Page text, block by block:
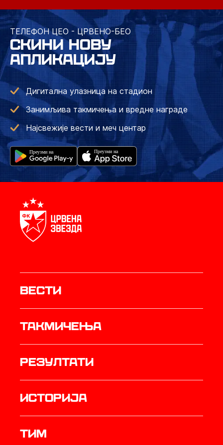
ТЕЛЕФОН ЦЕО - ЦРВЕНО-БЕО
СКИНИ НОВУ
АПЛИКАЦИЈУ
Дигитална улазница на стадион
Занимљива такмичења и вредне награде
Најсвежије вести и меч центар
Вести
Такмичења
резултати
историја
ТИМ